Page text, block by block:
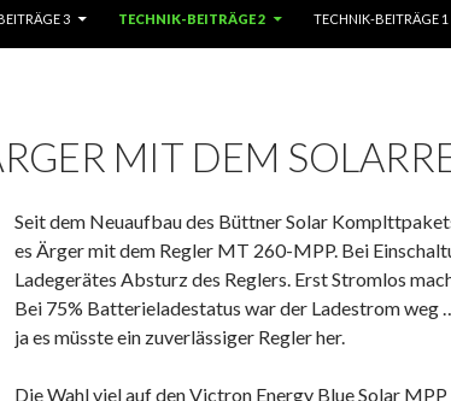
3 TECHNIK-BEITRÄGE 2 TECHNIK-BEITRÄGE 1
MIT DEM
Seit dem Neuaufbau des Büttner Solar
es Ärger mit dem Regler MT 260-MPP. Bei
Ladegerätes Absturz des Reglers. Erst Stromlos
Bei 75% Batterieladestatus war der Ladestrom weg
ja es müsste ein zuverlässiger Regler her.
Die Wahl viel auf den Victron Energy Blue Solar